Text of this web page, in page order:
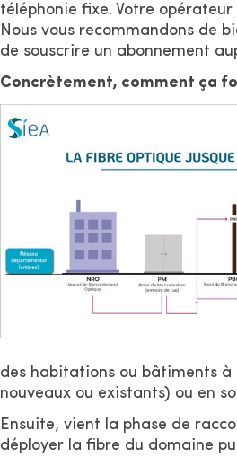
téléphonie fixe. Votre
Nous vous recommandons de
de souscrire un abonnement
Concrètement, comment ça
des habitations ou bâtiments à
nouveaux ou existants) ou en
Ensuite, vient la phase de
déployer la fibre du domaine